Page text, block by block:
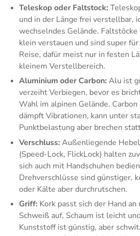
Teleskop oder Faltstock:
und in der Länge frei verstellbar,
wechselndes Gelände.
klein verstauen und sind super für
Reise, dafür meist nur in festen
kleinem Verstellbereich.
Aluminium oder Carbon: Alu ist
verzeiht Verbiegen, bevor es
Wahl im alpinen Gelände.
dämpft Vibrationen, kann unter
Punktbelastung aber brechen
Verschluss: Außenliegende
(Speed-Lock, FlickLock) halten
sich auch mit Handschuhen
Drehverschlüsse sind günstiger,
oder Kälte aber durchrutschen.
Griff: Kork passt sich der Hand
Schweiß auf, Schaum ist leicht
Kunststoff ist günstig, aber